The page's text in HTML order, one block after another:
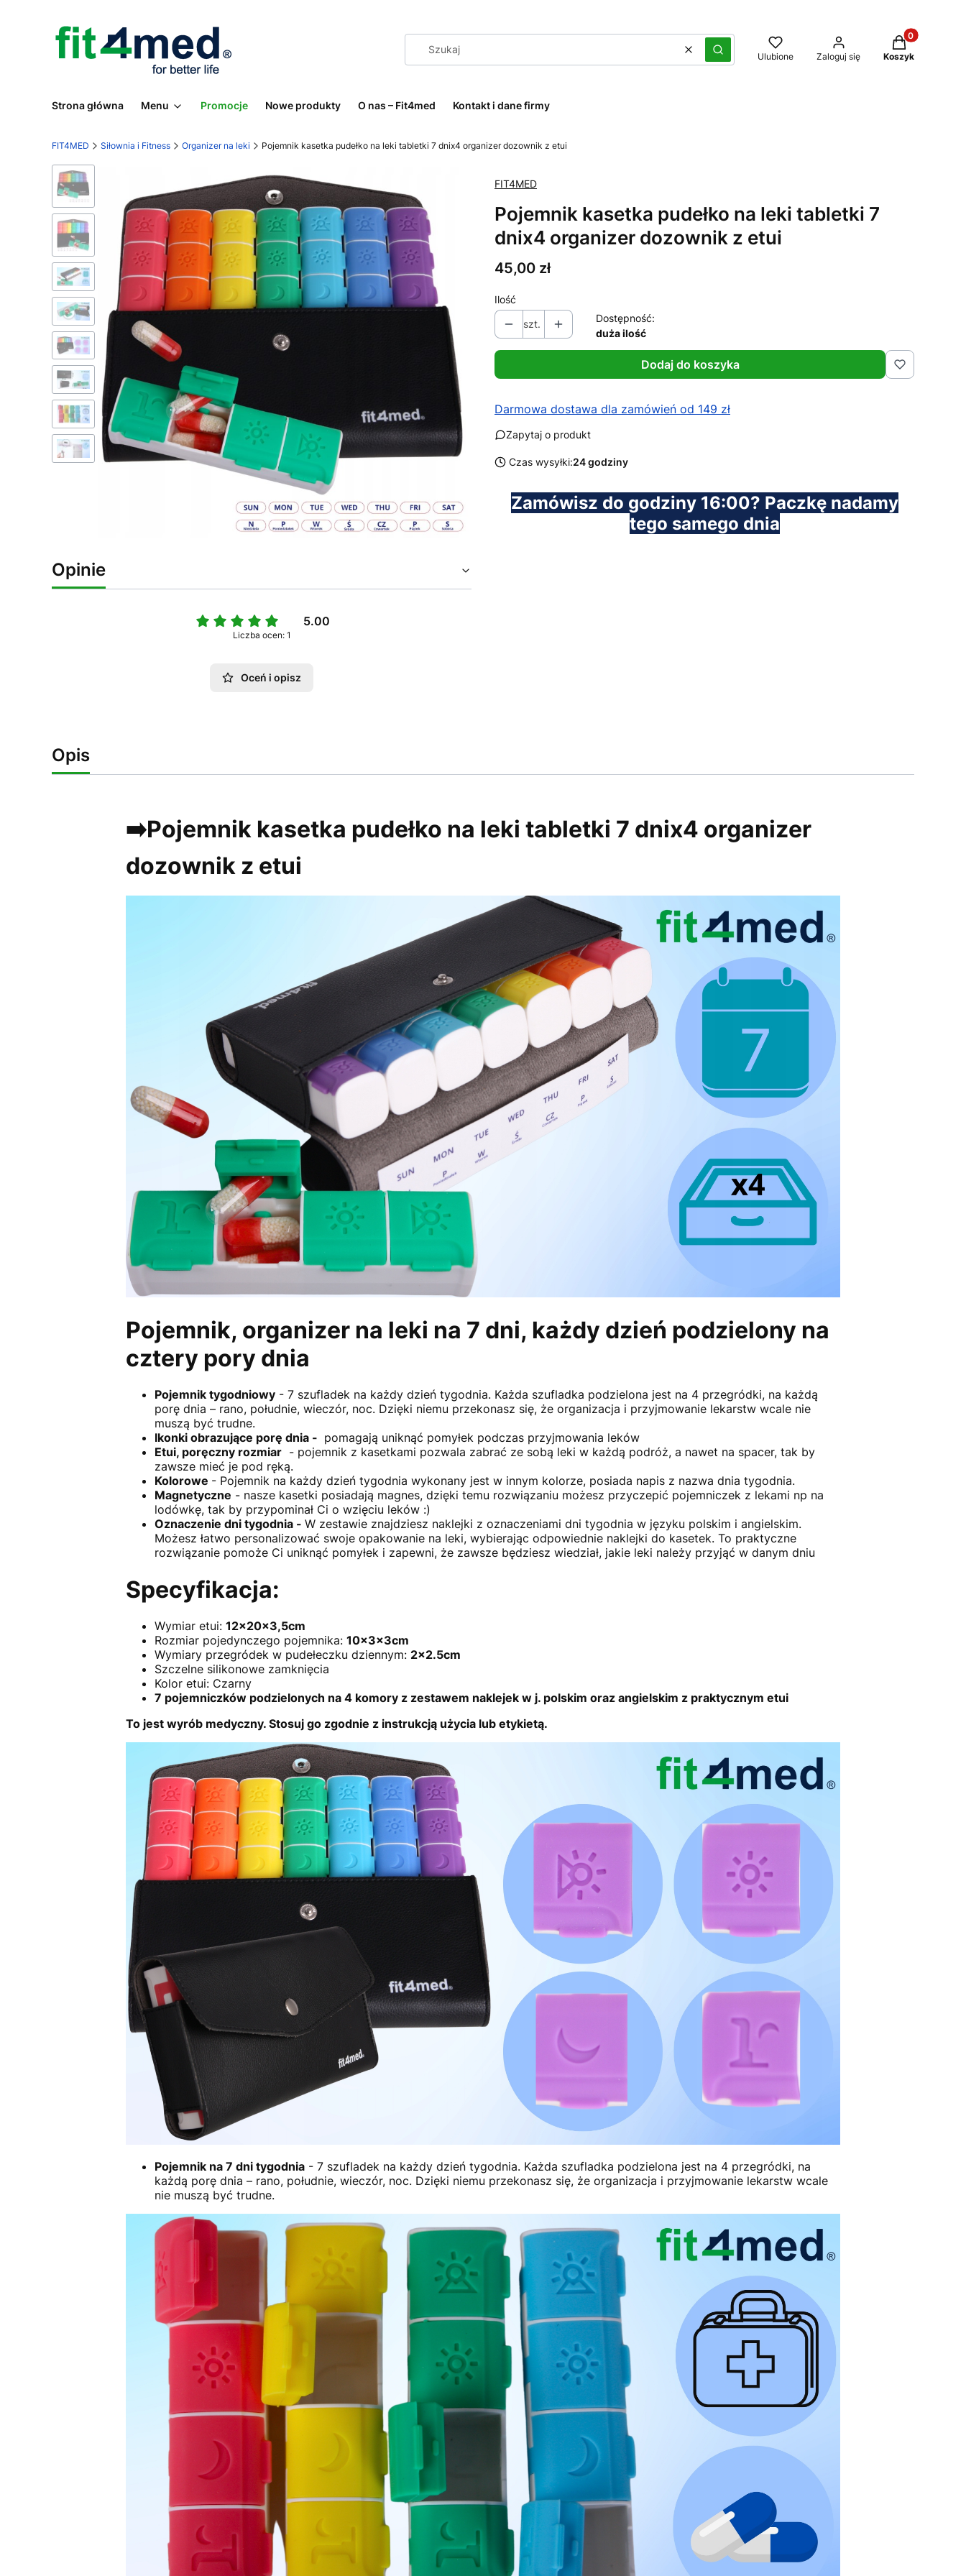
WyczyśćSzukaj Ulubione Zaloguj się
Produkty w
Koszyk
Strona główna Menu Promocje Nowe produkty O nas – Fit4med Kontakt i dane firmy
FIT4MED Siłownia i Fitness Organizer na leki Pojemnik kasetka pudełko na leki tabletki 7 dnix4 organizer dozownik z etui
Opinie
5.00
Liczba ocen: 1
Oceń i opisz
FIT4MED
Pojemnik kasetka pudełko na leki tabletki 7
dnix4 organizer dozownik z etui
Cena
45,00 zł
Ilość
szt.
Dostępność:
duża ilość
Dodaj do koszyka
Darmowa dostawa dla zamówień od 149 zł
Zapytaj o produkt
Czas wysyłki:24 godziny
Zamówisz do godziny 16:00? Paczkę nadamy
tego samego dnia
Opis
➡️Pojemnik kasetka pudełko na leki tabletki 7 dnix4 organizer
dozownik z etui
Pojemnik, organizer na leki na 7 dni, każdy dzień podzielony na
cztery pory dnia
Pojemnik tygodniowy- 7 szufladek na każdy dzień tygodnia. Każda szufladka podzielona jest na 4 przegródki, na każdą
porę dnia – rano, południe, wieczór, noc. Dzięki niemu przekonasz się, że organizacja i przyjmowanie lekarstw wcale nie
muszą być trudne.
Ikonki obrazujące porę dnia - pomagają uniknąć pomyłek podczas przyjmowania leków
Etui, poręczny rozmiar- pojemnik z kasetkami pozwala zabrać ze sobą leki w każdą podróż, a nawet na spacer, tak by
zawsze mieć je pod ręką.
Kolorowe - Pojemnik na każdy dzień tygodnia wykonany jest w innym kolorze, posiada napis z nazwa dnia tygodnia.
Magnetyczne - nasze kasetki posiadają magnes, dzięki temu rozwiązaniu możesz przyczepić pojemniczek z lekami np na
lodówkę, tak by przypominał Ci o wzięciu leków :)
Oznaczenie dni tygodnia - W zestawie znajdziesz naklejki z oznaczeniami dni tygodnia w języku polskim i angielskim.
Możesz łatwo personalizować swoje opakowanie na leki, wybierając odpowiednie naklejki do kasetek. To praktyczne
rozwiązanie pomoże Ci uniknąć pomyłek i zapewni, że zawsze będziesz wiedział, jakie leki należy przyjąć w danym dniu
Specyfikacja:
Wymiar etui: 12x20x3,5cm
Rozmiar pojedynczego pojemnika: 10x3x3cm
Wymiary przegródek w pudełeczku dziennym: 2x2.5cm
Szczelne silikonowe zamknięcia
Kolor etui: Czarny
7 pojemniczków podzielonych na 4 komory z zestawem naklejek w j. polskim oraz angielskim z praktycznym etui
To jest wyrób medyczny. Stosuj go zgodnie z instrukcją użycia lub etykietą.
Pojemnik na 7 dni tygodnia- 7 szufladek na każdy dzień tygodnia. Każda szufladka podzielona jest na 4 przegródki, na
każdą porę dnia – rano, południe, wieczór, noc. Dzięki niemu przekonasz się, że organizacja i przyjmowanie lekarstw wcale
nie muszą być trudne.